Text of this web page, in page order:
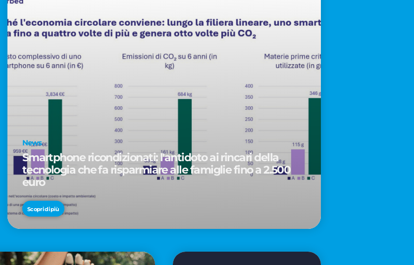
News
Smartphone ricondizionati: l'antidoto ai rincari della
tecnologia che fa risparmiare alle famiglie fino a 2.500
euro
Scopri di più